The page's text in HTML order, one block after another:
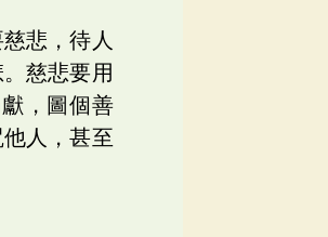
悲，待人
慈悲要用
，圖個善
人，甚至